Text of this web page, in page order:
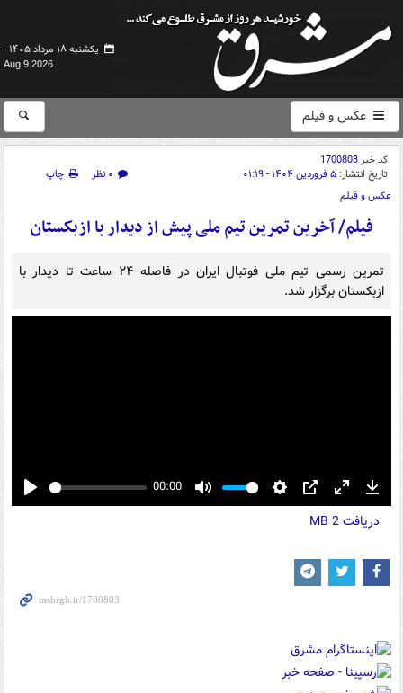
یکشنبه ۱۸ مرداد ۱۴۰۵ -
Aug 9 2026
عکس و فیلم
کد خبر1700803
تاریخ انتشار: ۵ فروردین ۱۴۰۴ - ۰۱:۱۹ ۰ نظر
چاپ
عکس و فیلم
فیلم/ آخرین تمرین تیم ملی پیش از دیدار با ازبکستان
تمرین رسمی تیم ملی فوتبال ایران در فاصله ۲۴ ساعت تا دیدار با
ازبکستان برگزار شد.
Play
00:00
Mute Settings
PIP Enter
fullscreen
دریافت2 MB